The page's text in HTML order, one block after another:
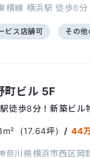
横線 横浜駅徒歩8分
ビス店舗可 その他
町ビル 5F
徒歩8分！新築ビル
(17.64坪) /44
奈川県横浜市西区岡